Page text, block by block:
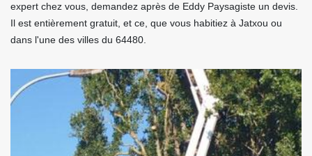
expert chez vous, demandez après de Eddy Paysagiste un devis.
Il est entièrement gratuit, et ce, que vous habitiez à Jatxou ou
dans l'une des villes du 64480.